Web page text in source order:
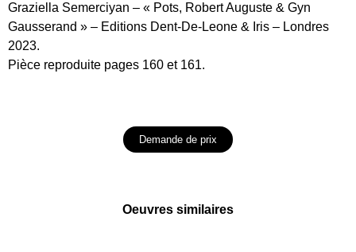
Graziella Semerciyan – « Pots, Robert Auguste & Gyn
Gausserand » – Editions Dent-De-Leone & Iris – Londres
2023.
Pièce reproduite pages 160 et 161.
Demande de prix
Oeuvres similaires